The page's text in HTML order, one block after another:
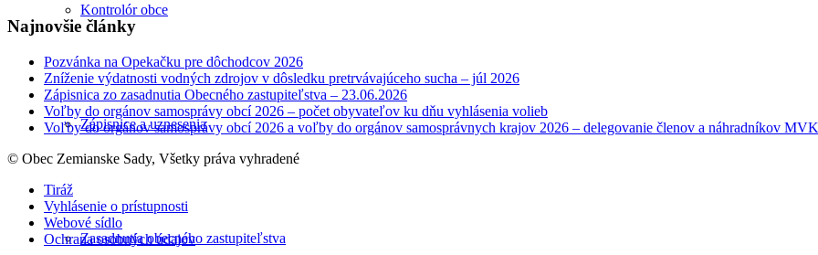
Kontrolór obce
Zápisnice a uznesenia
Zasadnutia obecného zastupiteľstva
Najnovšie články
Pozvánka na Opekačku pre dôchodcov 2026
Zníženie výdatnosti vodných zdrojov v dôsledku pretrvávajúceho sucha – júl 2026
Zápisnica zo zasadnutia Obecného zastupiteľstva – 23.06.2026
Voľby do orgánov samosprávy obcí 2026 – počet obyvateľov ku dňu vyhlásenia volieb
Voľby do orgánov samosprávy obcí 2026 a voľby do orgánov samosprávnych krajov 2026 – delegovanie členov a náhradníkov MVK
© Obec Zemianske Sady, Všetky práva vyhradené
Tiráž
Vyhlásenie o prístupnosti
Webové sídlo
Ochrana osobných údajov